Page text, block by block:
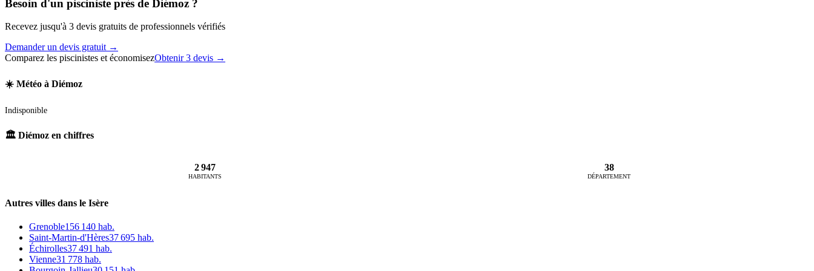
Besoin d'un pisciniste près de Diémoz ?
Recevez jusqu'à 3 devis gratuits de professionnels vérifiés
Demander un devis gratuit →
Comparez les piscinistes et économisezObtenir 3 devis →
☀️ Météo à Diémoz
Indisponible
🏛️ Diémoz en chiffres
2 947
HABITANTS
38
DÉPARTEMENT
Autres villes dans le Isère
Grenoble156 140 hab.
Saint-Martin-d'Hères37 695 hab.
Échirolles37 491 hab.
Vienne31 778 hab.